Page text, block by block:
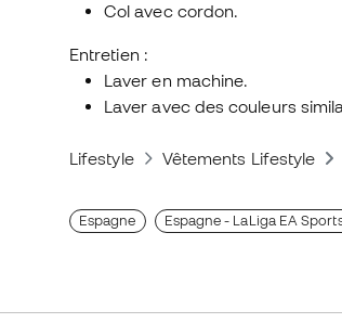
Col avec cordon.
Entretien :
Laver en machine.
Laver avec des couleurs
Lifestyle Vêtements Lifestyle
Espagne Espagne - LaLiga EA